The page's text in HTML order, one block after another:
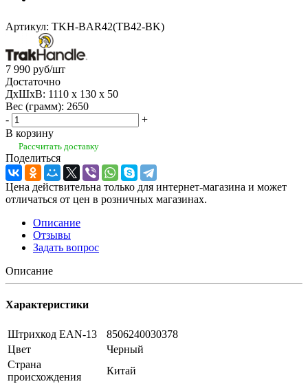
Артикул: TKH-BAR42(TB42-BK)
7 990 руб/шт
Достаточно
ДхШхВ: 1110 x 130 x 50
Вес (грамм): 2650
-
+
В корзину
Рассчитать доставку
Поделиться
Цена действительна только для интернет-магазина и может
отличаться от цен в розничных магазинах.
Описание
Отзывы
Задать вопрос
Описание
Характеристики
Штрихкод EAN-13
8506240030378
Цвет
Черный
Страна
происхождения
Китай